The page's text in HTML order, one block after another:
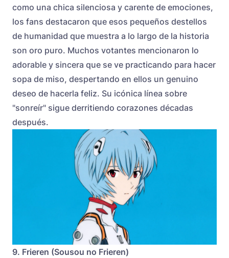
como una chica silenciosa y carente de emociones,
los fans destacaron que esos pequeños destellos
de humanidad que muestra a lo largo de la historia
son oro puro. Muchos votantes mencionaron lo
adorable y sincera que se ve practicando para hacer
sopa de miso, despertando en ellos un genuino
deseo de hacerla feliz. Su icónica línea sobre
"sonreír" sigue derritiendo corazones décadas
después.
9. Frieren (Sousou no Frieren)